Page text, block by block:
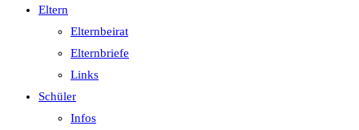
Eltern
Elternbeirat
Elternbriefe
Links
Schüler
Infos